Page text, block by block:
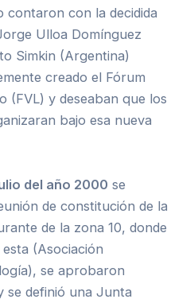
contaron con la decidida
Ulloa Domínguez
Simkin (Argentina)
creado el Fórum
(FVL) y deseaban que los
bajo esa nueva
del año 2000 se
de constitución de la
de la zona 10, donde
(Asociación
se aprobaron
se definió una Junta